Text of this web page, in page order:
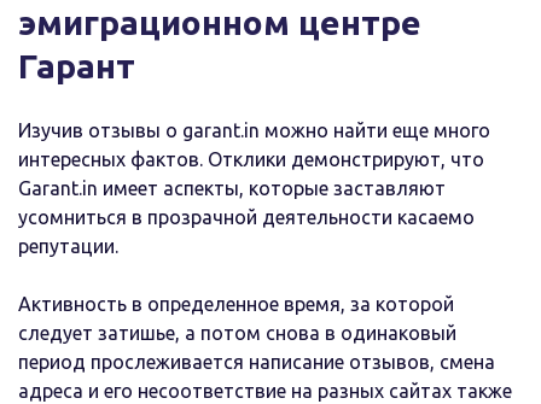
эмиграционном центре
Гарант
Изучив отзывы о garant.in можно найти еще много
интересных фактов. Отклики демонстрируют, что
Garant.in имеет аспекты, которые заставляют
усомниться в прозрачной деятельности касаемо
репутации.
Активность в определенное время, за которой
следует затишье, а потом снова в одинаковый
период прослеживается написание отзывов, смена
адреса и его несоответствие на разных сайтах также